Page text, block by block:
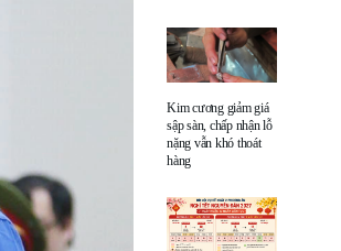
Kim cương giảm giá
sập sàn, chấp nhận lỗ
nặng vẫn khó thoát
hàng